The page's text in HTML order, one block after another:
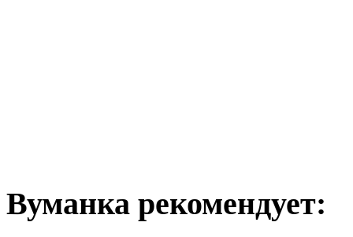
Вуманка рекомендует: